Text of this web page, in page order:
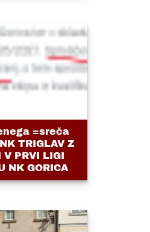
=sreča
TRIGLAV Z
V PRVI LIGI
NK GORICA